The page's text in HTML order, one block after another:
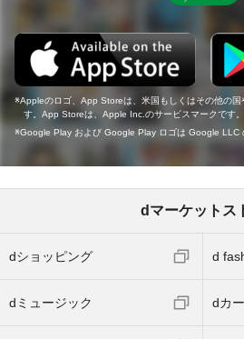
Appleのロゴ、App Storeは、米国もしくはその他の
す。App Storeは、Apple Inc.のサービスマークです。
Google Play および Google Play ロゴは Google LLC
dマーケットス
dショッピング d
dミュージック dカ